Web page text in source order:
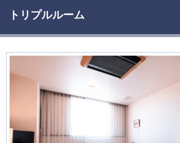
トリプルルーム